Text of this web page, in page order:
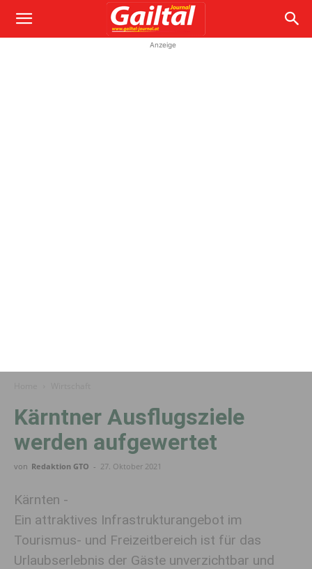
Anzeige
Kärntner Ausflugsziele
werden aufgewertet
von Redaktion GTO - 27. Oktober 2021
Kärnten -
Ein attraktives Infrastrukturangebot im
Tourismus- und Freizeitbereich ist für das
Urlaubserlebnis der Gäste unverzichtbar und